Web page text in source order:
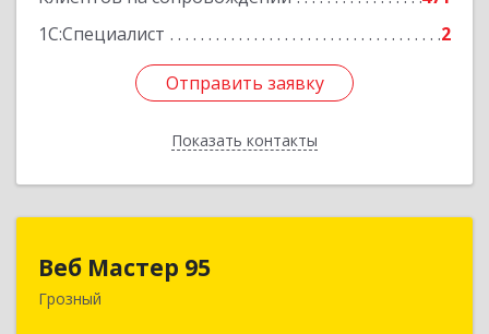
1С:Специалист
2
Отправить заявку
Показать контакты
Отправить заявку
Назад
Веб Мастер 95
Грозный